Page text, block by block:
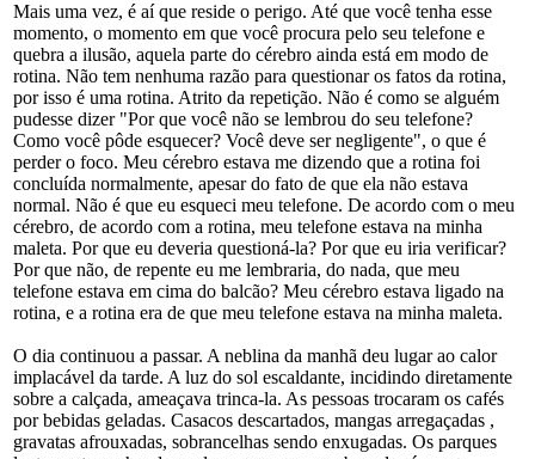
Mais uma vez, é aí que reside o perigo. Até que você tenha esse
momento, o momento em que você procura pelo seu telefone e
quebra a ilusão, aquela parte do cérebro ainda está em modo de
rotina. Não tem nenhuma razão para questionar os fatos da rotina,
por isso é uma rotina. Atrito da repetição. Não é como se alguém
pudesse dizer "Por que você não se lembrou do seu telefone?
Como você pôde esquecer? Você deve ser negligente", o que é
perder o foco. Meu cérebro estava me dizendo que a rotina foi
concluída normalmente, apesar do fato de que ela não estava
normal. Não é que eu esqueci meu telefone. De acordo com o meu
cérebro, de acordo com a rotina, meu telefone estava na minha
maleta. Por que eu deveria questioná-la? Por que eu iria verificar?
Por que não, de repente eu me lembraria, do nada, que meu
telefone estava em cima do balcão? Meu cérebro estava ligado na
rotina, e a rotina era de que meu telefone estava na minha maleta.
O dia continuou a passar. A neblina da manhã deu lugar ao calor
implacável da tarde. A luz do sol escaldante, incidindo diretamente
sobre a calçada, ameaçava trinca-la. As pessoas trocaram os cafés
por bebidas geladas. Casacos descartados, mangas arregaçadas ,
gravatas afrouxadas, sobrancelhas sendo enxugadas. Os parques